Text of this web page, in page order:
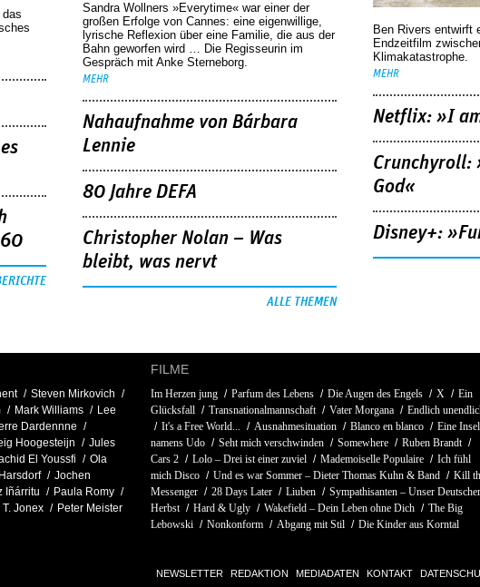
Sandra Wollners »Everytime« war einer der
großen Erfolge von Cannes: eine eigenwillige,
lyrische Reflexion über eine ­Familie, die aus der
Bahn geworfen wird … Die Regisseurin im
Gespräch mit Anke Sterneborg.
MEHR
Nahaufnahme von Bárbara
Lennie
80 Jahre DEFA
Christopher Nolan – Was
bleibt, was nervt
ALLE THEMEN
Ben Rivers entwirft
Endzeitfilm
Klimakatastrophe.
MEHR
Netflix: »I
Crunchyroll:
God«
Disney+:
Steven Mirkovich
Mark Williams
Lee
Dardennne
Hoogesteijn
Jules
El Youssfi
Ola
Jochen
Iñárritu
Paula Romy
Jonex
Peter Meister
FILME
Im Herzen jung Parfum des Lebens Die Augen des Engels X
Ein
Glücksfall
Transnationalmannschaft Vater Morgana
Endlich
It's a Free World...
Ausnahmesituation Blanco en blanco
Eine Insel
namens Udo
Seht mich verschwinden Somewhere
Ruben Brandt
Cars 2
Lolo – Drei ist einer zuviel Mademoiselle Populaire
Ich fühl
mich Disco
Und es war Sommer – Dieter Thomas Kuhn & Band
Kill
Messenger
28 Days Later Liuben
Sympathisanten – Unser Deutscher
Herbst
Hard & Ugly Wakefield – Dein Leben ohne Dich
The Big
Lebowski
Nonkonform Abgang mit Stil Die Kinder aus Korntal
NEWSLETTER REDAKTION MEDIADATEN KONTAKT